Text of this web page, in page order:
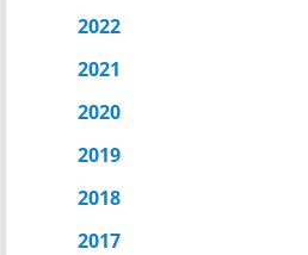
2022
2021
2020
2019
2018
2017